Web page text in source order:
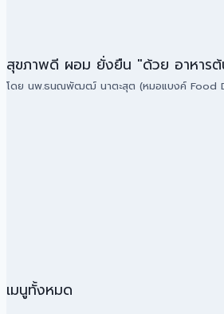
สุขภาพดี ผอม ยั่งยืน "ด้วย อาหารต้
โดย นพ.ธนณพัฒฒ์ นาตะสุต (หมอแบงค์ Food
เมนูทั้งหมด